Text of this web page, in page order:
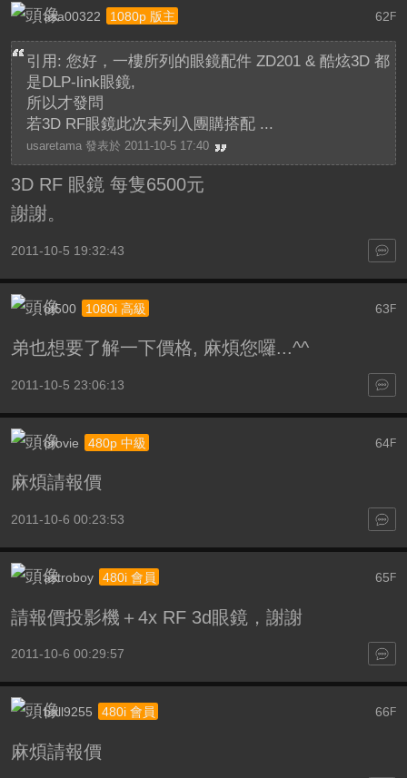
62F
asa00322 1080p 版主
引用: 您好，一樓所列的眼鏡配件 ZD201 & 酷炫3D 都
是DLP-link眼鏡,
所以才發問
若3D RF眼鏡此次未列入團購搭配 ...
usaretama 發表於 2011-10-5 17:40
3D RF 眼鏡 每隻6500元
謝謝。
2011-10-5 19:32:43
63F
ot500 1080i 高級
弟也想要了解一下價格, 麻煩您囉...^^
2011-10-5 23:06:13
64F
orovie 480p 中級
麻煩請報價
2011-10-6 00:23:53
65F
astroboy 480i 會員
請報價投影機＋4x RF 3d眼鏡，謝謝
2011-10-6 00:29:57
66 F
ball9255 480i 會員
麻煩請報價